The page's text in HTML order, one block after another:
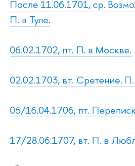
После 11.06.1701, ср.
П. в Туле.
06.02.1702, пт. П. в Москве.
02.02.1703, вт. Сретение.
05/16.04.1706, пт.
17/28.06.1707, вт. П. в